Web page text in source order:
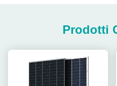
Prodotti